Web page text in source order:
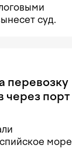
суд.
перевозку
через порт
море